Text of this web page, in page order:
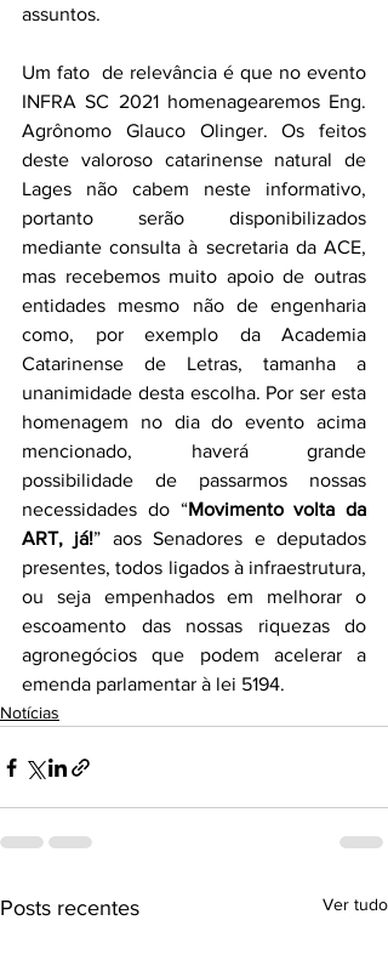
assuntos.
Um fato  de relevância é que no evento
INFRA SC 2021 homenagearemos Eng.
Agrônomo Glauco Olinger. Os feitos
deste valoroso catarinense natural de
Lages não cabem neste informativo,
portanto serão disponibilizados
mediante consulta à secretaria da ACE,
mas recebemos muito apoio de outras
entidades mesmo não de engenharia
como, por exemplo da Academia
Catarinense de Letras, tamanha a
unanimidade desta escolha. Por ser esta
homenagem no dia do evento acima
mencionado, haverá grande
possibilidade de passarmos nossas
necessidades do “Movimento volta da
ART, já!” aos Senadores e deputados
presentes, todos ligados à infraestrutura,
ou seja empenhados em melhorar o
escoamento das nossas riquezas do
agronegócios que podem acelerar a
emenda parlamentar à lei 5194.
Notícias
Posts recentes Ver tudo